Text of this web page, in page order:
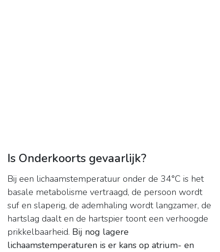
Is Onderkoorts gevaarlijk?
Bij een lichaamstemperatuur onder de 34°C is het
basale metabolisme vertraagd, de persoon wordt
suf en slaperig, de ademhaling wordt langzamer, de
hartslag daalt en de hartspier toont een verhoogde
prikkelbaarheid. Bij nog lagere
lichaamstemperaturen is er kans op atrium- en